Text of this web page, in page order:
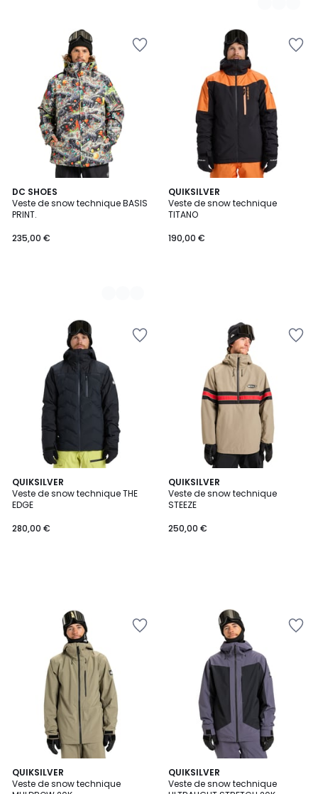
DC SHOES
Veste de snow technique BASIS
PRINT.
235,00 €
3
Couleurs
QUIKSILVER
Veste de snow technique
TITANO
190,00 €
QUIKSILVER
Veste de snow technique THE
EDGE
280,00 €
QUIKSILVER
Veste de snow technique
STEEZE
250,00 €
QUIKSILVER
Veste de snow technique
3
Couleurs
QUIKSILVER
Veste de snow technique